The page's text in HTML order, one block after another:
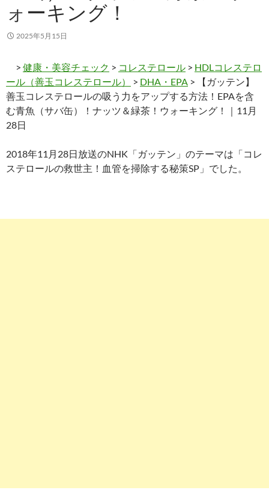
ォーキング！
2025年5月15日
> 健康・美容チェック > コレステロール > HDLコレステロ
ール（善玉コレステロール）
> DHA・EPA > 【ガッテン】
善玉コレステロールの吸う力をアップする方法！EPAを含
む青魚（サバ缶）！ナッツ＆緑茶！ウォーキング！｜11月
28日
2018年11月28日放送のNHK「ガッテン」のテーマは「コレ
ステロールの救世主！血管を掃除する秘策SP」でした。